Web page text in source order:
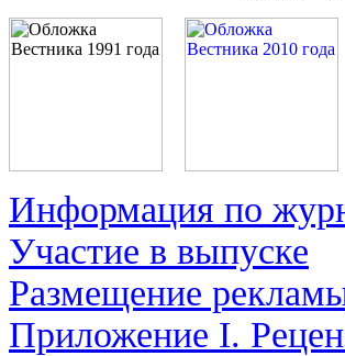
Информация по
Участие в выпуске
Размещение
Приложение I.